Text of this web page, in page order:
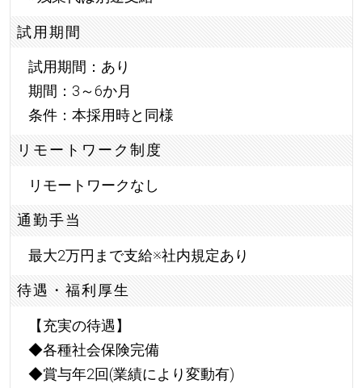
試用期間
試用期間：あり
期間：3～6か月
条件：本採用時と同様
リモートワーク制度
リモートワークなし
通勤手当
最大2万円まで支給※社内規定あり
待遇・福利厚生
【充実の待遇】
◆各種社会保険完備
◆賞与年2回(業績により変動有)